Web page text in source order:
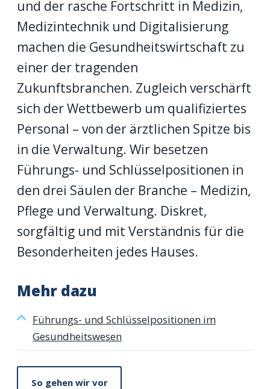
und der rasche Fortschritt in Medizin,
Medizintechnik und Digitalisierung
machen die Gesundheitswirtschaft zu
einer der tragenden
Zukunftsbranchen. Zugleich verschärft
sich der Wettbewerb um qualifiziertes
Personal – von der ärztlichen Spitze bis
in die Verwaltung. Wir besetzen
Führungs- und Schlüsselpositionen in
den drei Säulen der Branche – Medizin,
Pflege und Verwaltung. Diskret,
sorgfältig und mit Verständnis für die
Besonderheiten jedes Hauses.
Mehr dazu
Führungs- und Schlüsselpositionen im
Gesundheitswesen
So gehen wir vor